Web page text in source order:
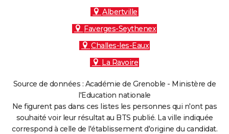
Albertville
Faverges-Seythenex
Challes-les-Eaux
La Ravoire
Source de données : Académie de Grenoble - Ministère de
l'Education nationale
Ne figurent pas dans ces listes les personnes qui n'ont pas
souhaité voir leur résultat au BTS publié. La ville indiquée
correspond à celle de l'établissement d'origine du candidat.